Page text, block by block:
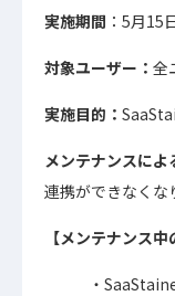
実施期間 ：5月15
対象ユーザー： 全
実施目的：
メンテナンスによ
連携ができなくな
【メンテナンス中
・